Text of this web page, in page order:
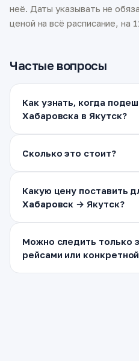
неё. Даты указывать не
ценой на всё расписание, на
Частые вопросы
Как узнать, когда
Хабаровска в Якутск?
Сколько это стоит?
Какую цену поставить
Хабаровск → Якутск?
Можно следить только
рейсами или